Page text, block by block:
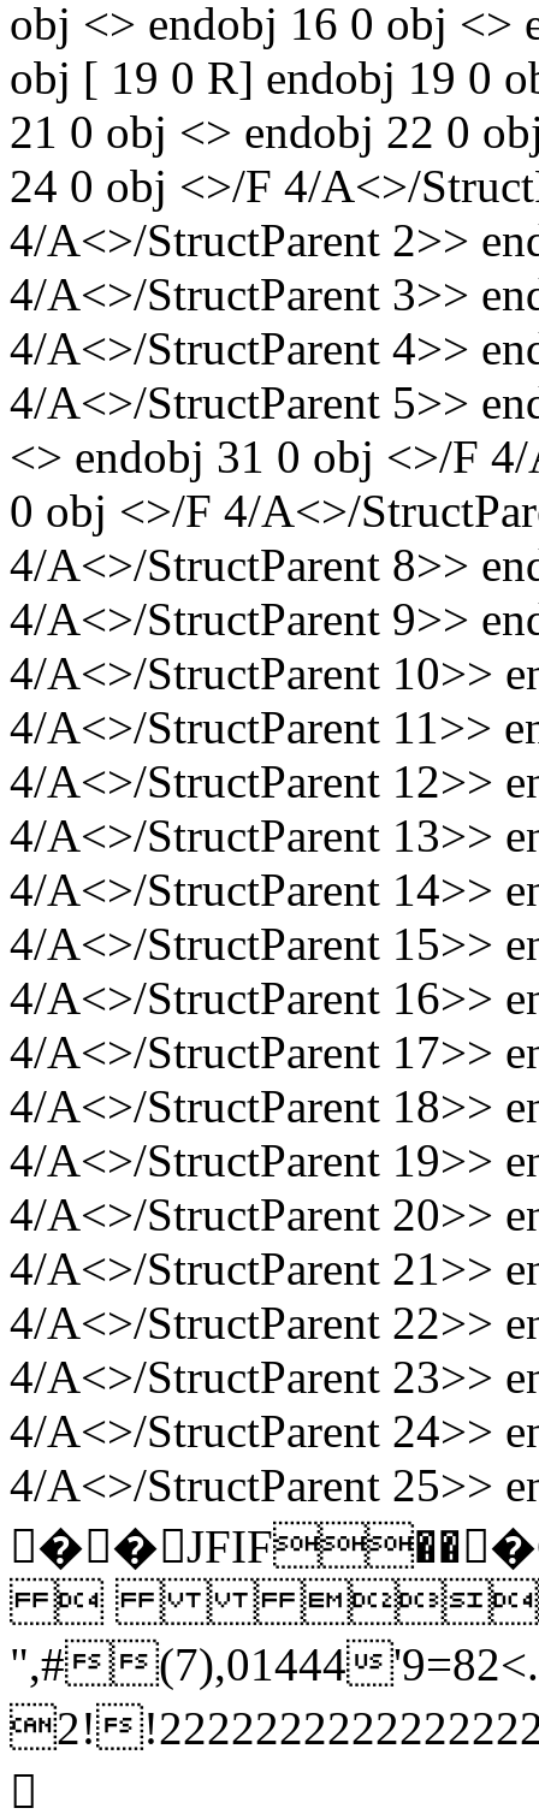
obj <> endobj 16 0 obj <>
obj [ 19 0 R] endobj 19 0
21 0 obj <> endobj 22 0
24 0 obj <>/F 4/A<>/
4/A<>/StructParent 2>>
4/A<>/StructParent 3>>
4/A<>/StructParent 4>>
4/A<>/StructParent 5>>
<> endobj 31 0 obj <>/F
0 obj <>/F 4/A<>/
4/A<>/StructParent 8>>
4/A<>/StructParent 9>>
4/A<>/StructParent 10>>
4/A<>/StructParent 11>>
4/A<>/StructParent 12>>
4/A<>/StructParent 13>>
4/A<>/StructParent 14>>
4/A<>/StructParent 15>>
4/A<>/StructParent 16>>
4/A<>/StructParent 17>>
4/A<>/StructParent 18>>
4/A<>/StructParent 19>>
4/A<>/StructParent 20>>
4/A<>/StructParent 21>>
4/A<>/StructParent 22>>
4/A<>/StructParent 23>>
4/A<>/StructParent 24>>
4/A<>/StructParent 25>>
 
",#(7),01444
2!